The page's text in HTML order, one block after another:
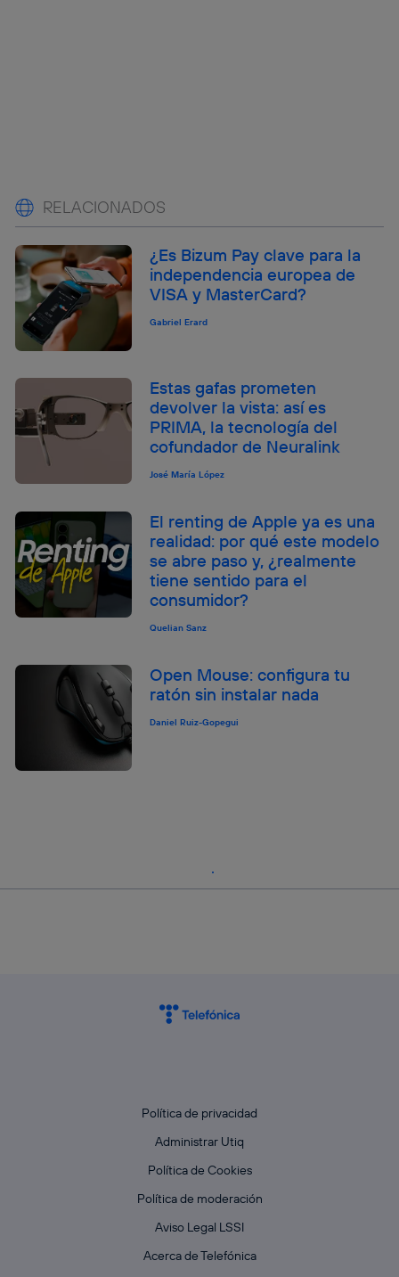
RELACIONADOS
¿Es Bizum Pay clave para la
independencia europea de
VISA y MasterCard?
Gabriel Erard
Estas gafas prometen
devolver la vista: así es
PRIMA, la tecnología del
cofundador de Neuralink
José María López
El renting de Apple ya es una
realidad: por qué este modelo
se abre paso y, ¿realmente
tiene sentido para el
consumidor?
Quelian Sanz
Open Mouse: configura tu
ratón sin instalar nada
Daniel Ruiz-Gopegui
Política de privacidad
Administrar Utiq
Política de Cookies
Política de moderación
Aviso Legal LSSI
Acerca de Telefónica